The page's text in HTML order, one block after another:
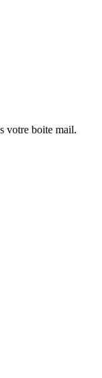
votre boite mail.